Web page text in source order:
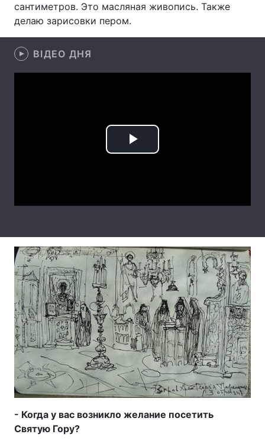
сантиметров. Это масляная живопись. Также
делаю зарисовки пером.
ВІДЕО ДНЯ
Play
- Когда у вас возникло желание посетить
Святую Гору?